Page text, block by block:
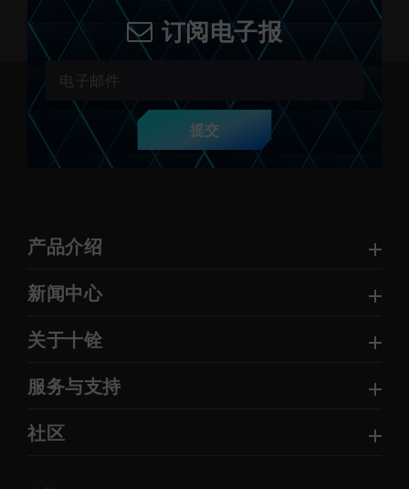
订阅电子报
提交
产品介绍
新闻中心
关于十铨
服务与支持
社区